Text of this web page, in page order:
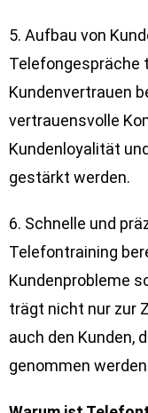
5. Aufbau von
Telefongespräche
Kundenvertrauen
vertrauensvolle
Kundenloyalität
gestärkt werden.
6. Schnelle und
Telefontraining
Kundenprobleme
trägt nicht nur zur
auch den Kunden,
genommen